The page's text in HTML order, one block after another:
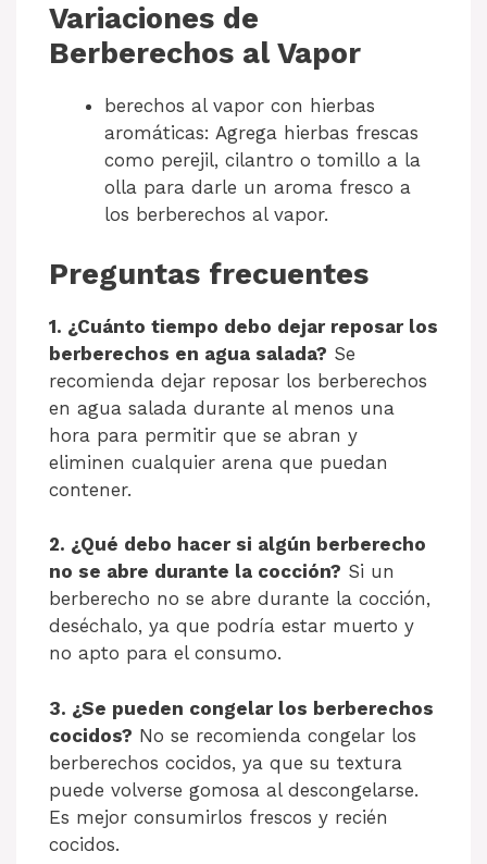
Variaciones de
Berberechos al Vapor
berechos al vapor con hierbas
aromáticas: Agrega hierbas frescas
como perejil, cilantro o tomillo a la
olla para darle un aroma fresco a
los berberechos al vapor.
Preguntas frecuentes
1. ¿Cuánto tiempo debo dejar reposar los
berberechos en agua salada? Se
recomienda dejar reposar los berberechos
en agua salada durante al menos una
hora para permitir que se abran y
eliminen cualquier arena que puedan
contener.
2. ¿Qué debo hacer si algún berberecho
no se abre durante la cocción? Si un
berberecho no se abre durante la cocción,
deséchalo, ya que podría estar muerto y
no apto para el consumo.
3. ¿Se pueden congelar los berberechos
cocidos? No se recomienda congelar los
berberechos cocidos, ya que su textura
puede volverse gomosa al descongelarse.
Es mejor consumirlos frescos y recién
cocidos.